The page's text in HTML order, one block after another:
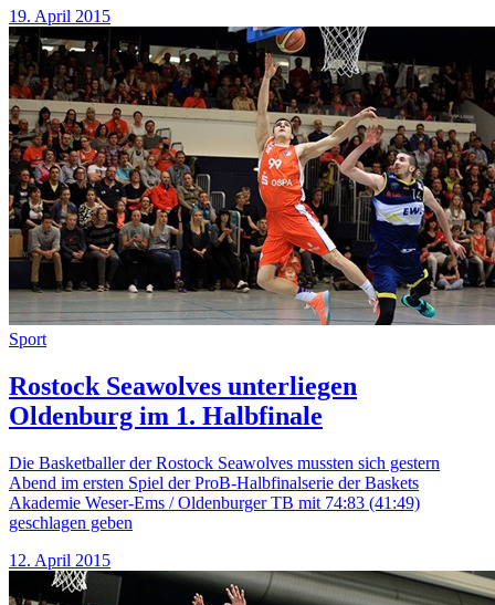
19. April 2015
Sport
Rostock Seawolves unterliegen
Oldenburg im 1. Halbfinale
Die Basketballer der Rostock Seawolves mussten sich gestern
Abend im ersten Spiel der ProB-Halbfinalserie der Baskets
Akademie Weser-Ems / Oldenburger TB mit 74:83 (41:49)
geschlagen geben
12. April 2015